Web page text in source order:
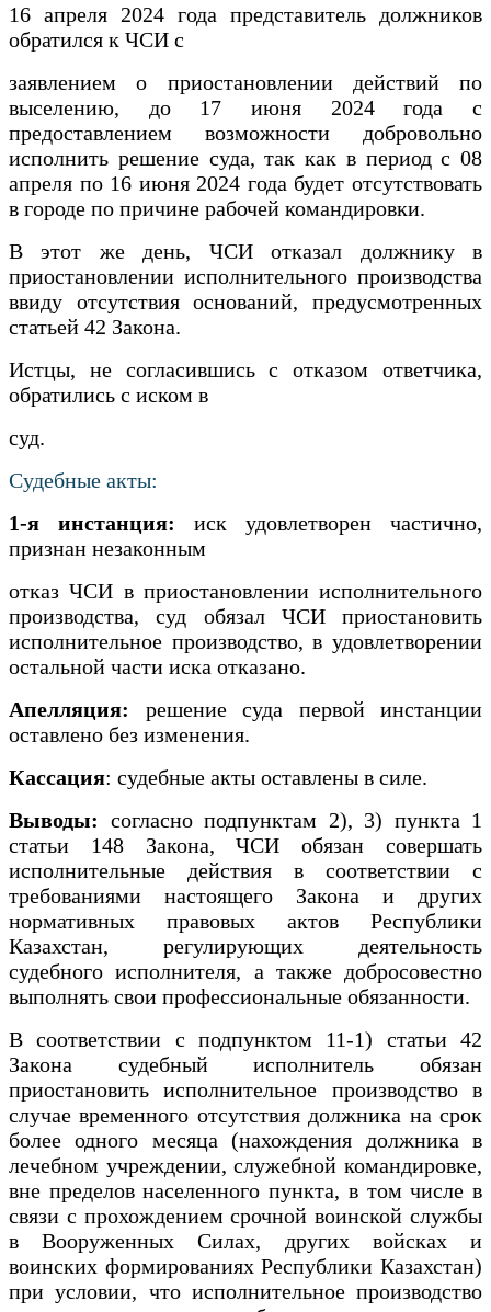
16 апреля 2024 года представитель должников
обратился к ЧСИ с
заявлением о приостановлении действий по
выселению, до 17 июня 2024 года с
предоставлением возможности добровольно
исполнить решение суда, так как в период с 08
апреля по 16 июня 2024 года будет отсутствовать
в городе по причине рабочей командировки.
В этот же день, ЧСИ отказал должнику в
приостановлении исполнительного производства
ввиду отсутствия оснований, предусмотренных
статьей 42 Закона.
Истцы, не согласившись с отказом ответчика,
обратились с иском в
суд.
Судебные акты:
1-я инстанция: иск удовлетворен частично,
признан незаконным
отказ ЧСИ в приостановлении исполнительного
производства, суд обязал ЧСИ приостановить
исполнительное производство, в удовлетворении
остальной части иска отказано.
Апелляция: решение суда первой инстанции
оставлено без изменения.
Кассация: судебные акты оставлены в силе.
Выводы: согласно подпунктам 2), 3) пункта 1
статьи 148 Закона, ЧСИ обязан совершать
исполнительные действия в соответствии с
требованиями настоящего Закона и других
нормативных правовых актов Республики
Казахстан, регулирующих деятельность
судебного исполнителя, а также добросовестно
выполнять свои профессиональные обязанности.
В соответствии с подпунктом 11-1) статьи 42
Закона судебный исполнитель обязан
приостановить исполнительное производство в
случае временного отсутствия должника на срок
более одного месяца (нахождения должника в
лечебном учреждении, служебной командировке,
вне пределов населенного пункта, в том числе в
связи с прохождением срочной воинской службы
в Вооруженных Силах, других войсках и
воинских формированиях Республики Казахстан)
при условии, что исполнительное производство